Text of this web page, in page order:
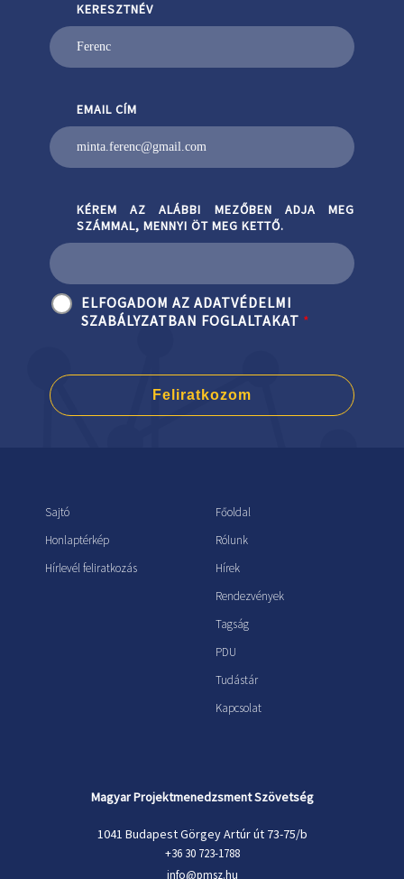
KERESZTNÉV
EMAIL CÍM
KÉREM AZ ALÁBBI MEZŐBEN ADJA MEG
SZÁMMAL, MENNYI ÖT MEG KETTŐ.
ELFOGADOM AZ ADATVÉDELMI
SZABÁLYZATBAN FOGLALTAKAT *
Feliratkozom
Sajtó
Honlaptérkép
Hírlevél feliratkozás
Főoldal
Rólunk
Hírek
Rendezvények
Tagság
PDU
Tudástár
Kapcsolat
Magyar Projektmenedzsment Szövetség
1041 Budapest Görgey Artúr út 73-75/b
+36 30 723-1788
info@pmsz.hu